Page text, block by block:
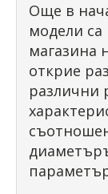
Още в
модели
магазина
открие
различни